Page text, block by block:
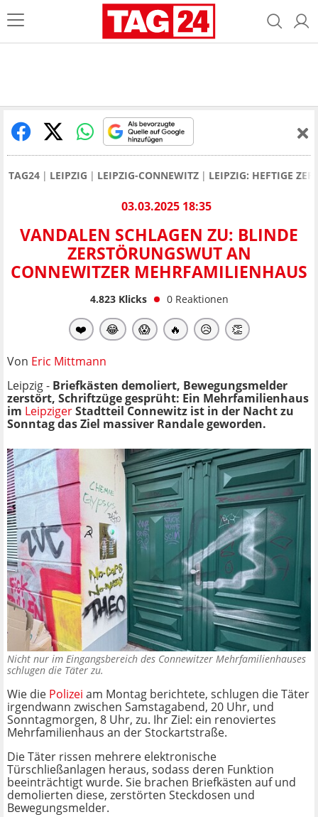
TAG24 LEIPZIG LEIPZIG-CONNEWITZ LEIPZIG: HEFTIGE
03.03.2025 18:35
VANDALEN SCHLAGEN ZU: BLINDE
ZERSTÖRUNGSWUT AN
CONNEWITZER MEHRFAMILIENHAUS
4.823Klicks 0 Reaktionen
❤️ 😂 😱 🔥 😥 👏
Von Eric Mittmann
Leipzig - Briefkästen demoliert, Bewegungsmelder
zerstört, Schriftzüge gesprüht: Ein Mehrfamilienhaus
im LeipzigerStadtteil Connewitz ist in der Nacht zu
Sonntag das Ziel massiver Randale geworden.
Nicht nur im Eingangsbereich des Connewitzer Mehrfamilienhauses
schlugen die Täter zu.
Wie die Polizei am Montag berichtete, schlugen die Täter
irgendwann zwischen Samstagabend, 20 Uhr, und
Sonntagmorgen, 8 Uhr, zu. Ihr Ziel: ein renoviertes
Mehrfamilienhaus an der Stockartstraße.
Die Täter rissen mehrere elektronische
Türschließanlagen heraus, sodass deren Funktion
beeinträchtigt wurde. Sie brachen Briefkästen auf und
demolierten diese, zerstörten Steckdosen und
Bewegungsmelder.